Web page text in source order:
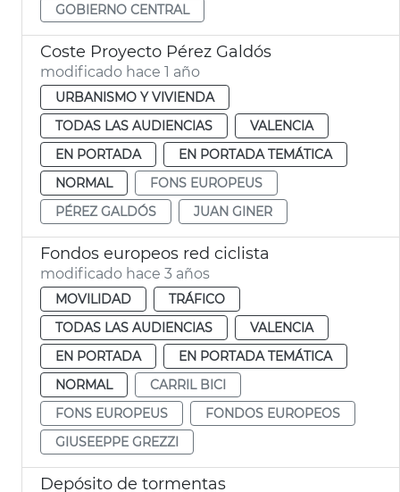
GOBIERNO CENTRAL
Coste Proyecto Pérez Galdós
modificado hace 1 año
URBANISMO Y VIVIENDA
TODAS LAS AUDIENCIAS
VALENCIA
EN PORTADA
EN PORTADA TEMÁTICA
NORMAL
FONS EUROPEUS
PÉREZ GALDÓS
JUAN GINER
Fondos europeos red ciclista
modificado hace 3 años
MOVILIDAD
TRÁFICO
TODAS LAS AUDIENCIAS
VALENCIA
EN PORTADA
EN PORTADA TEMÁTICA
NORMAL
CARRIL BICI
FONS EUROPEUS
FONDOS EUROPEOS
GIUSEEPPE GREZZI
Depósito de tormentas